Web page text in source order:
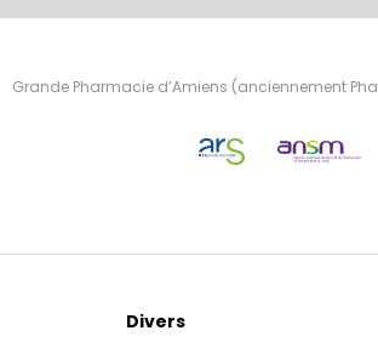
Grande Pharmacie d’Amiens (anciennement
Divers